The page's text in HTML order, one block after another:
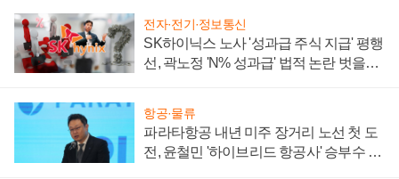
전자·전기·정보통신
SK하이닉스 노사 '성과급 주식 지급' 평행
선, 곽노정 'N% 성과급' 법적 논란 벗을지
항공·물류
파라타항공 내년 미주 장거리 노선 첫 도
전, 윤철민 '하이브리드 항공사' 승부수 통